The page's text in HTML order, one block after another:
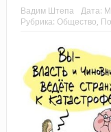
Вадим Штепа Дата:
Рубрика: Общество